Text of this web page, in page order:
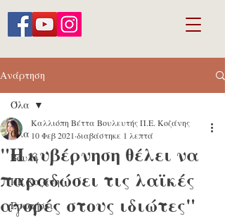
Ανάρτηση
Όλα
Βουλή
ΠΕ Κοζάνης
Ερωτήσεις
Όλα
"Η κυβέρνηση θέλει να
παραδώσει τις λαϊκές
αγορές στους ιδιώτες"
Καλλιόπη Βέττα Βουλευτής Π.Ε. Κοζάνης
10 Φεβ 2021 διαβάστηκε 1 λεπτά